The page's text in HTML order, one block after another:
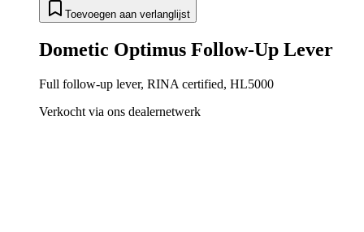
Toevoegen aan verlanglijst
Dometic Optimus Follow-Up Lever
Full follow-up lever, RINA certified, HL5000
Verkocht via ons dealernetwerk